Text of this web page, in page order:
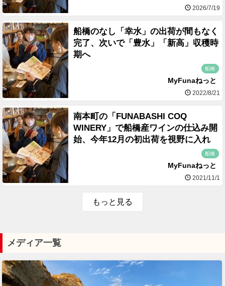
2026/7/19
船橋のなし「幸水」の出荷が間もなく
完了、次いで「豊水」「新高」収穫時
期へ
船橋
MyFunaねっと
2022/8/21
南本町の「FUNABASHI COQ
WINERY」で船橋産ワインの仕込み開
始、今年12月の初出荷を視野に入れ
船橋
MyFunaねっと
2021/11/1
もっと見る
メディア一覧